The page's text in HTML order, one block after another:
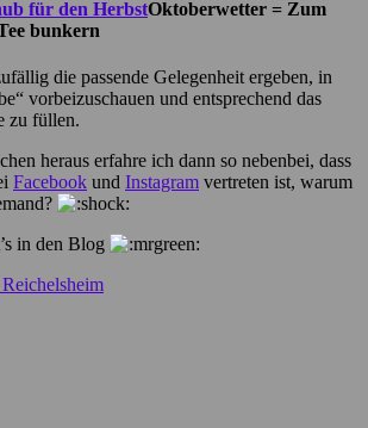
Oktoberwetter = Zum
bunkern
die passende Gelegenheit ergeben, in
vorbeizuschauen und entsprechend das
zu füllen.
heraus erfahre ich dann so nebenbei, dass
Facebook und Instagram vertreten ist, warum
in den Blog